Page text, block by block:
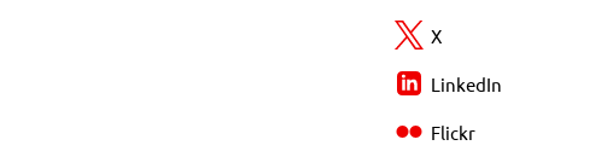
X
LinkedIn
Flickr